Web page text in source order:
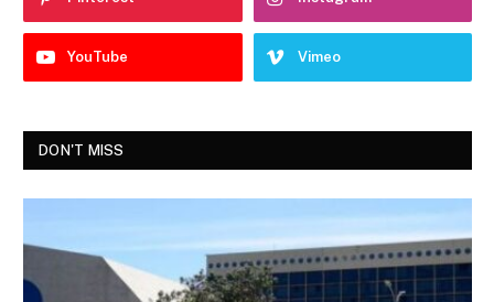
YouTube Vimeo
DON'T MISS